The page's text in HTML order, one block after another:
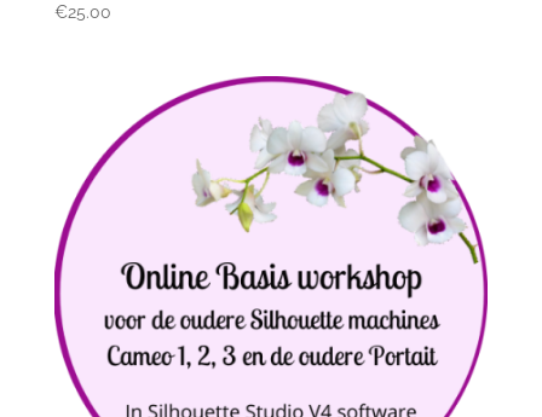
€25.00